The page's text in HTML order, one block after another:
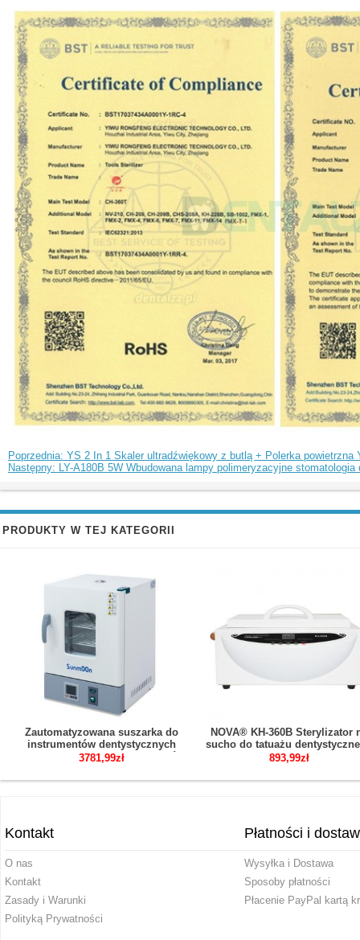
Poprzednia: YS 2 In 1 Skaler ultradźwiękowy z butlą + Polerka powietrzna
Następny: LY-A180B 5W Wbudowana lampy polimeryzacyjne
PRODUKTY W TEJ KATEGORII
Zautomatyzowana suszarka do
instrumentów dentystycznych
szafka do suszenia instrumentów
3781,99zł
NOVA® KH-360B Sterylizator
sucho do tatuażu
weterynarza z cyfrowym
893,99zł
Kontakt
O nas
Kontakt
Zasady i Warunki
Polityką Prywatności
Płatności i
Wysyłka i Dostawa
Sposoby płatności
Płacenie PayPal kartą